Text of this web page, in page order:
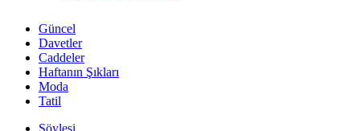
Güncel
Davetler
Caddeler
Haftanın Şıkları
Moda
Tatil
Söyleşi